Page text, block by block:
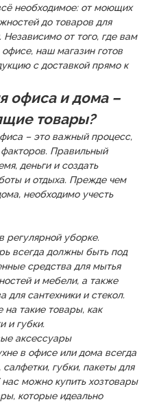
необходимое: от моющих
до товаров для
Независимо от того, где вам
наш магазин готов
с доставкой прямо к
офиса и дома –
товары?
– это важный процесс,
Правильный
деньги и создать
и отдыха. Прежде чем
необходимо учесть
уборке.
всегда должны быть под
средства для мытья
и мебели, а также
для сантехники и стекол.
на такие товары, как
и губки.
аксессуары
в офисе или дома всегда
губки, пакеты для
можно купить хозтовары
которые идеально